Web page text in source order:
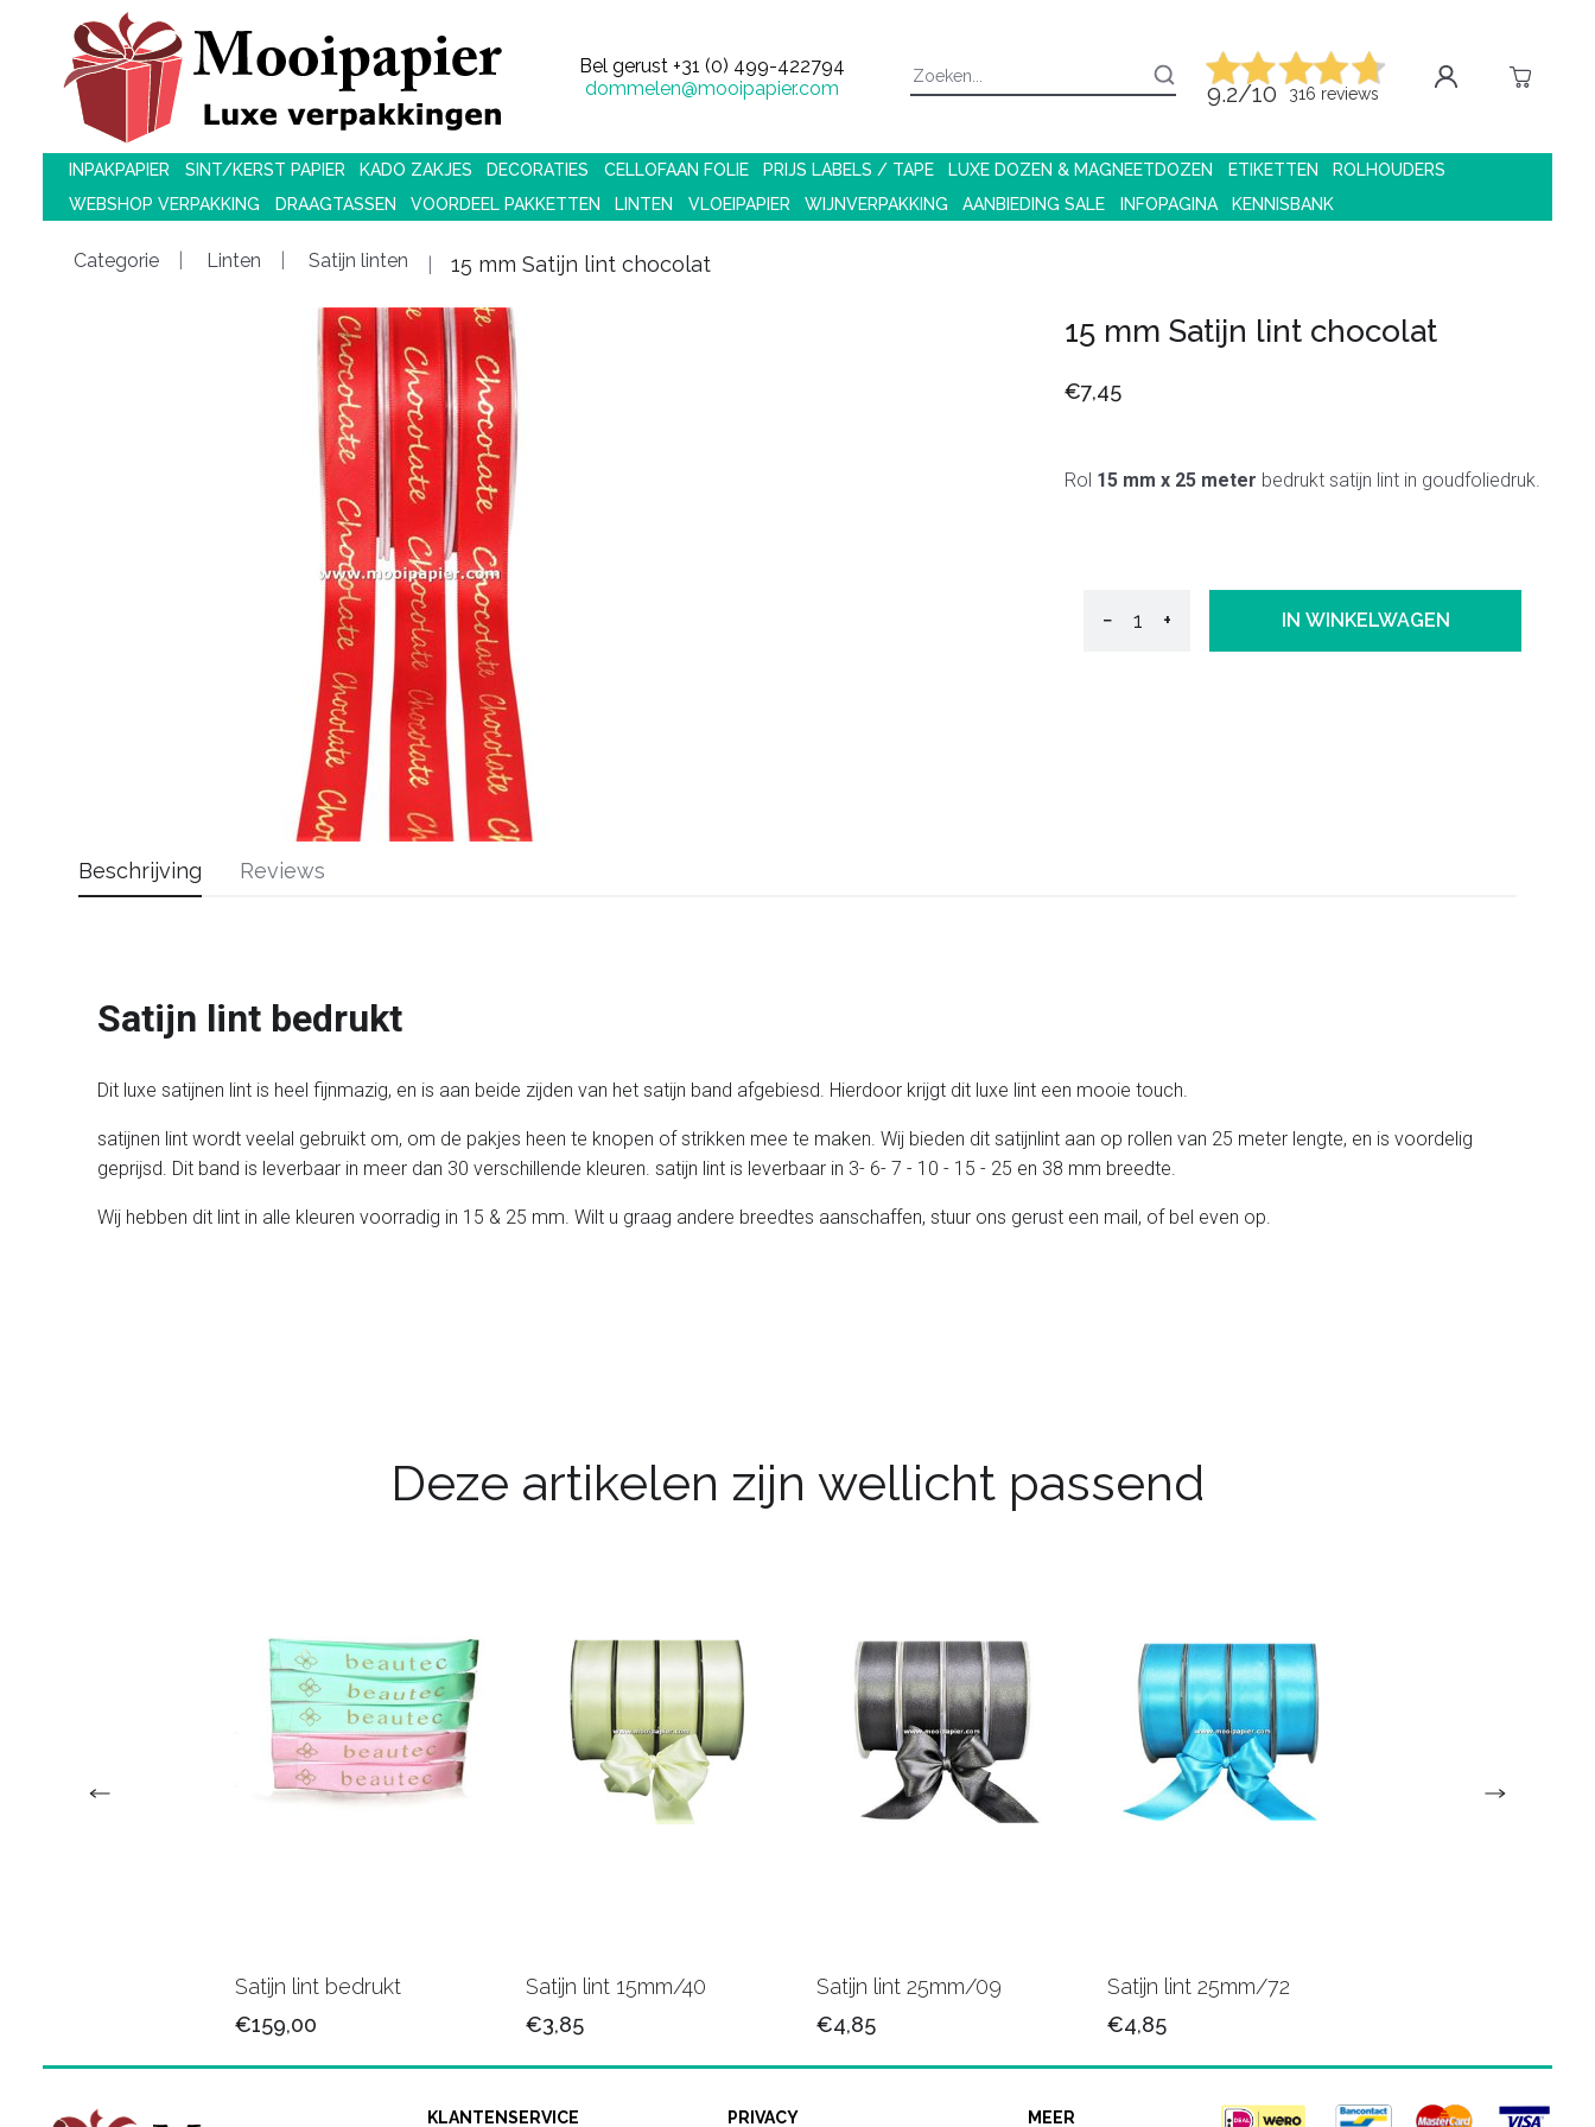
Bel gerust +31 (0) 499-422794
dommelen@mooipapier.com
9.2/10 316 reviews
INPAKPAPIER SINT/KERST PAPIER KADO ZAKJES DECORATIES CELLOFAAN FOLIE PRIJS LABELS / TAPE LUXE DOZEN & MAGNEETDOZEN ETIKETTEN
ROLHOUDERS
WEBSHOP VERPAKKING
DRAAGTASSEN VOORDEEL PAKKETTEN LINTEN VLOEIPAPIER WIJNVERPAKKING AANBIEDING SALE INFOPAGINA KENNISBANK
Categorie Linten Satijn linten 15 mm Satijn lint chocolat
15 mm Satijn lint chocolat
€7,45
Rol 15 mm x 25 meter bedrukt satijn lint in goudfoliedruk.
− + IN WINKELWAGEN
Beschrijving
Satijn lint bedrukt
Dit luxe satijnen lint is heel fijnmazig, en is aan beide zijden van het satijn band afgebiesd. Hierdoor krijgt dit luxe lint een mooie touch.
satijnen lint wordt veelal gebruikt om, om de pakjes heen te knopen of strikken mee te maken. Wij bieden dit satijnlint aan op rollen van 25 meter lengte, en is voordelig
geprijsd. Dit band is leverbaar in meer dan 30 verschillende kleuren. satijn lint is leverbaar in 3- 6- 7 - 10 - 15 - 25 en 38 mm breedte.
Wij hebben dit lint in alle kleuren voorradig in 15 & 25 mm. Wilt u graag andere breedtes aanschaffen, stuur ons gerust een mail, of bel even op.
Reviews
Deze artikelen zijn wellicht passend
Satijn lint bedrukt
€159,00
Satijn lint 15mm/40
€3,85
Satijn lint 25mm/09
€4,85
Satijn lint 25mm/72
€4,85
KLANTENSERVICE PRIVACY MEER